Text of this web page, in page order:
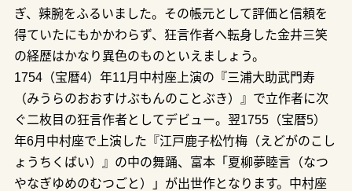
ぎ、辣腕をふるいました。その帳元として評価と信頼を
得ていたにもかかわらず、狂言作者へ転身した金井三笑
の経歴はかなり異色のものといえましょう。
1754（宝暦4）年11月中村座上演の『三浦大助武門寿
（みうらのおおすけぶもんのことぶき）』で立作者に次
ぐ二枚目の狂言作者としてデビュー。翌1755（宝暦5）
年6月中村座で上演した『江戸鹿子松竹梅（えどがのこし
ょうちくばい）』の中の舞踊、富本「夏柳夢睦言（なつ
やなぎゆめのむつごと）」が出世作となります。中村座